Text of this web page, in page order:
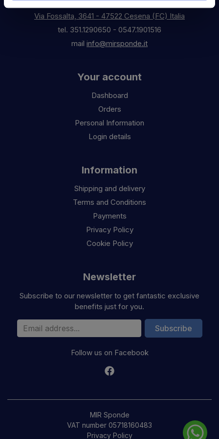
Via Fossalta, 3641 - 47522 Cesena (FC) Italia
tel. 351.1290650 - 0547.1901516
mail info@mirsponde.it
Your account
Dashboard
Orders
Personal Information
Login details
Information
Shipping and delivery
Terms and Conditions
Payments
Privacy Policy
Cookie Policy
Newsletter
Subscribe to our newsletter to get fantastic exclusive
benefits just for you.
Email Address Subscribe
Follow us on Facebook
MIR Sponde
VAT number 05718160483
Privacy Policy